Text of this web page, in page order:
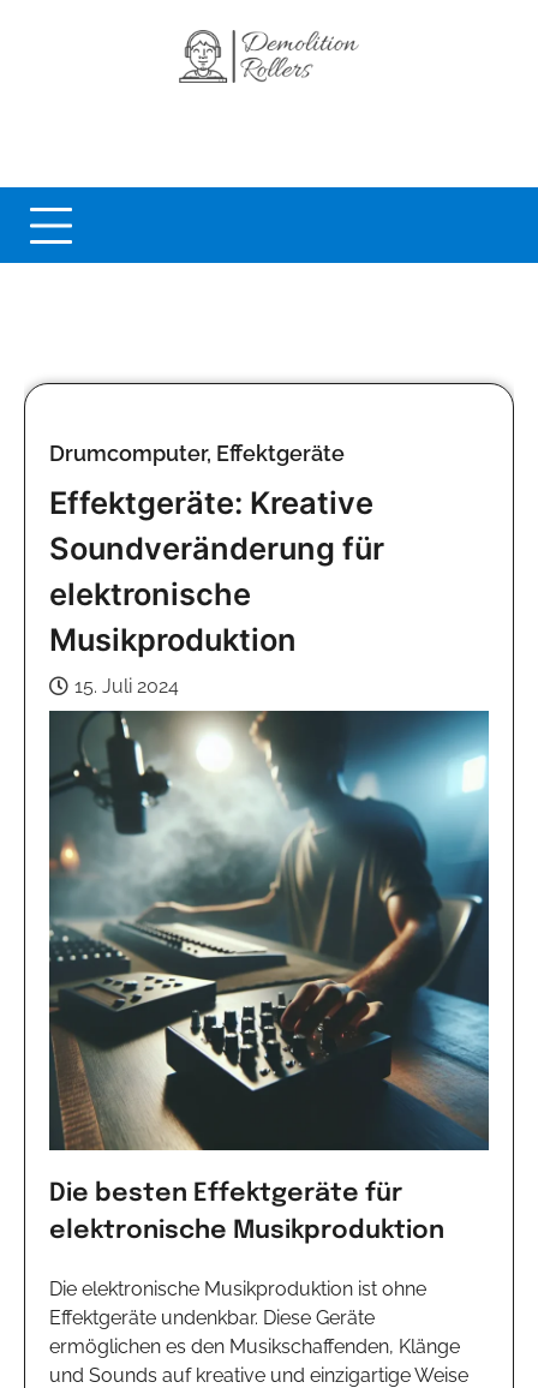
Drumcomputer, Effektgeräte
Effektgeräte: Kreative
Soundveränderung für
elektronische
Musikproduktion
15. Juli 2024
Die besten Effektgeräte für
elektronische Musikproduktion
Die elektronische Musikproduktion ist ohne
Effektgeräte undenkbar. Diese Geräte
ermöglichen es den Musikschaffenden, Klänge
und Sounds auf kreative und einzigartige Weise